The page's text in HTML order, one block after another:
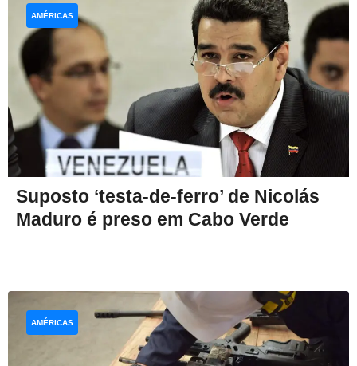
Suposto ‘testa-de-ferro’ de Nicolás
Maduro é preso em Cabo Verde
AMÉRICAS
AMÉRICAS